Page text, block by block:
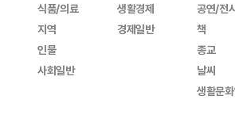
식품/의료
지역
인물
사회일반
생활경제
경제일반
공연/전
책
종교
날씨
생활문